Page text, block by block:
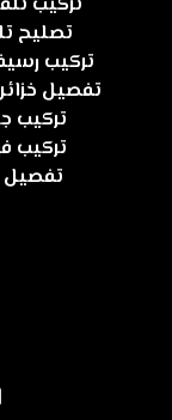
تصليح
تركيب رسيفر
تفصيل خزائن
تركيب
تركيب
تفصيل